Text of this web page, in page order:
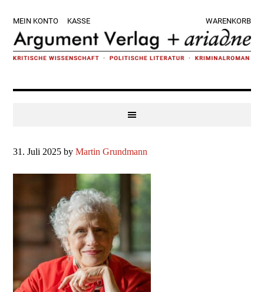
Hauptnavigation
springen
main
content
Hauptsidebar
springen
Fußzeile
springen
MEIN KONTO KASSE WARENKORB
31. Juli 2025 byMartin Grundmann